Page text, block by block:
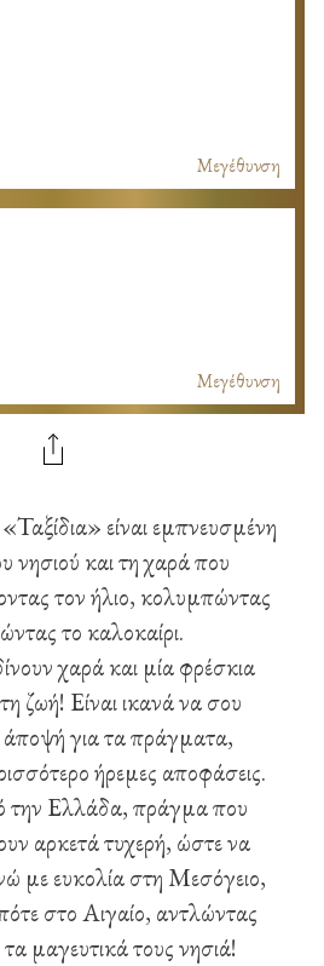
Μεγέθυνση
Μεγέθυνση
είναι εμπνευσμένη
νησιού και τη χαρά που
τον ήλιο, κολυμπώντας
το καλοκαίρι.
χαρά και μία φρέσκια
ζωή! Είναι ικανά να σου
για τα πράγματα,
ήρεμες αποφάσεις.
την Ελλάδα, πράγμα που
αρκετά τυχερή, ώστε να
με ευκολία στη Μεσόγειο,
στο Αιγαίο, αντλώντας
μαγευτικά τους νησιά!